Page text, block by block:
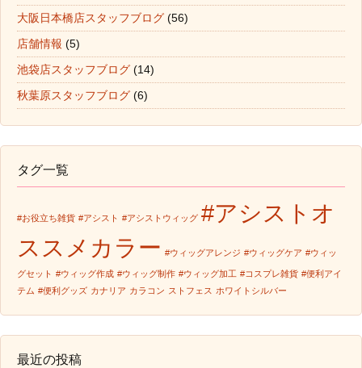
大阪日本橋店スタッフブログ (56)
店舗情報 (5)
池袋店スタッフブログ (14)
秋葉原スタッフブログ (6)
タグ一覧
#お役立ち雑貨 #アシスト #アシストウィッグ #アシストオ
ススメカラー #ウィッグアレンジ #ウィッグケア #ウィッ
グセット #ウィッグ作成 #ウィッグ制作 #ウィッグ加工 #コスプレ雑貨 #便利アイ
テム #便利グッズ カナリア カラコン ストフェス ホワイトシルバー
最近の投稿